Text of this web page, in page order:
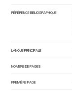
RÉFÉRENCE BIBLIOGRAPHIQUE
LANGUE PRINCIPALE
NOMBRE DE PAGES
PREMIÈRE PAGE